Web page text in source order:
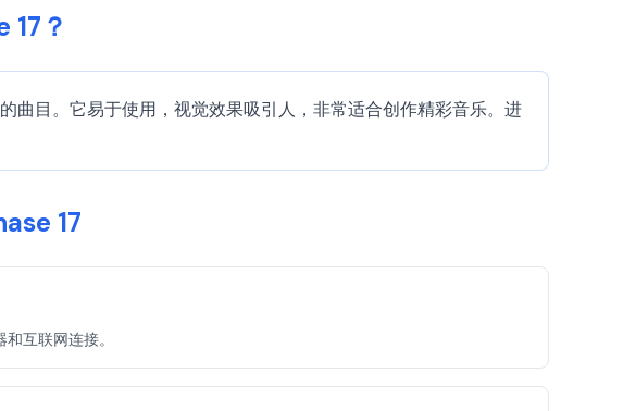
？
曲目。它易于使用，视觉效果吸引人，非常适合创作精彩音乐。进
17
互联网连接。